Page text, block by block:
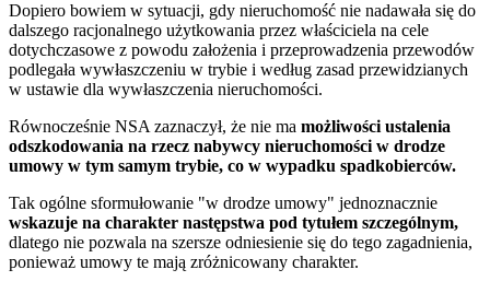
Dopiero bowiem w sytuacji, gdy nieruchomość nie nadawała się do
dalszego racjonalnego użytkowania przez właściciela na cele
dotychczasowe z powodu założenia i przeprowadzenia przewodów
podlegała wywłaszczeniu w trybie i według zasad przewidzianych
w ustawie dla wywłaszczenia nieruchomości.
Równocześnie NSA zaznaczył, że nie ma możliwości ustalenia
odszkodowania na rzecz nabywcy nieruchomości w drodze
umowy w tym samym trybie, co w wypadku spadkobierców.
Tak ogólne sformułowanie "w drodze umowy" jednoznacznie
wskazuje na charakter następstwa pod tytułem szczególnym,
dlatego nie pozwala na szersze odniesienie się do tego zagadnienia,
ponieważ umowy te mają zróżnicowany charakter.